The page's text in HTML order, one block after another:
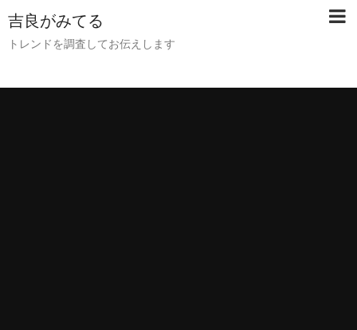
吉良がみてる
トレンドを調査してお伝えします